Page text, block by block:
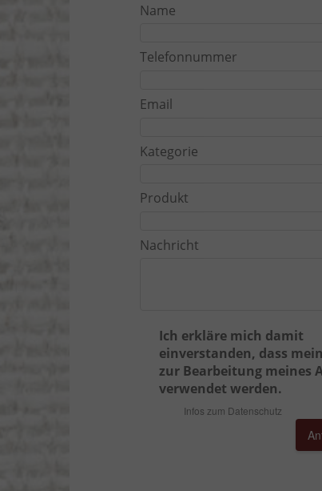
Name
Telefonnummer
Email
Kategorie
Produkt
Nachricht
Ich erkläre mich damit
einverstanden, dass
zur Bearbeitung meines
verwendet werden.
Infos zum Datenschutz